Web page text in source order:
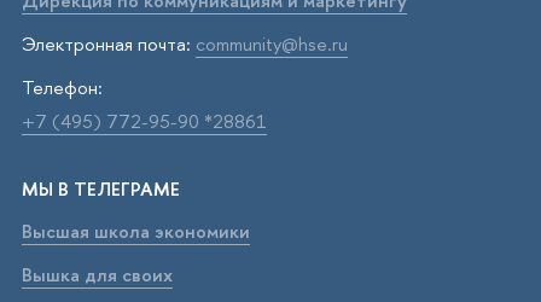
Электронная почта: community@hse.ru
Телефон:
+7 (495) 772-95-90 *28861
МЫ В ТЕЛЕГРАМЕ
Высшая школа экономики
Вышка для своих